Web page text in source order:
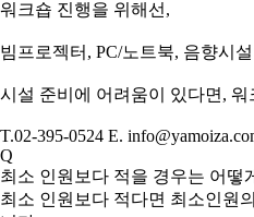
워크숍 진행을 위해선,
빔프로젝터, PC/노트북, 음향시
시설 준비에 어려움이 있다면,
T.02-395-0524 E.
Q
최소 인원보다 적을 경우는 어떻
최소 인원보다 적다면 최소인원